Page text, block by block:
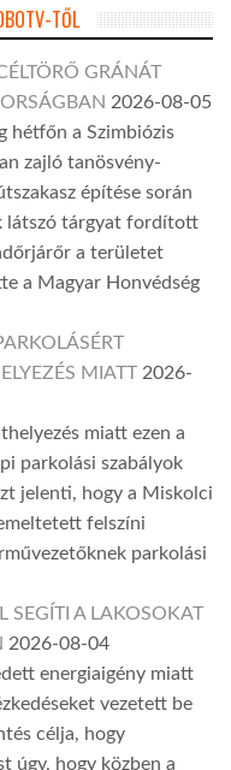
TŐL
GRÁNÁT
2026-08-05
hétfőn a Szimbiózis
zajló tanösvény-
építése során
látszó tárgyat fordított
a területet
a Magyar Honvédség
MIATT 2026-
miatt ezen a
parkolási szabályok
jelenti, hogy a Miskolci
felszíni
parkolási
SEGÍTI A LAKOSOKAT
2026-08-04
energiaigény miatt
vezetett be
célja, hogy
úgy, hogy közben a